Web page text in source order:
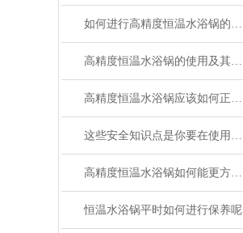
如何进行高精度恒温水浴锅的日常维护？
高精度恒温水浴锅的使用及其保养方法介绍
高精度恒温水浴锅应该如何正确的使用和维护
这些安全知识点是你要在使用高精度恒温水浴锅之前一定要掌握的
高精度恒温水浴锅如何能更方便的使用
恒温水浴锅平时如何进行保养呢